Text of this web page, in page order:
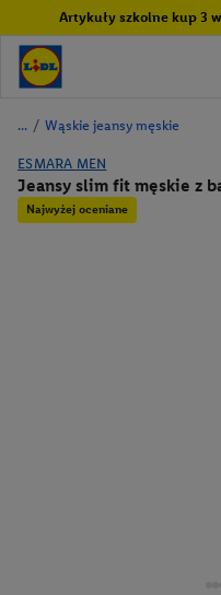
Artykuły szkolne kup 3
/ Wąskie jeansy męskie
ESMARA MEN
Jeansy slim fit męskie z
Najwyżej oceniane